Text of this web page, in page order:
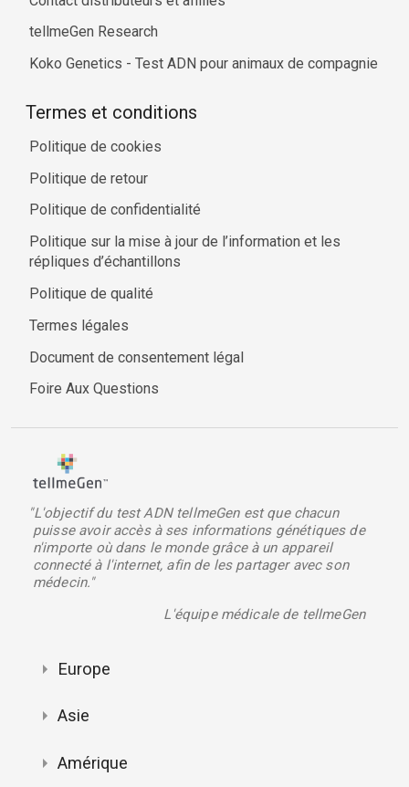
tellmeGen Research
Koko Genetics - Test ADN pour animaux de compagnie
Termes et conditions
Politique de cookies
Politique de retour
Politique de confidentialité
Politique sur la mise à jour de l’information et les
répliques d’échantillons
Politique de qualité
Termes légales
Document de consentement légal
Foire Aux Questions
"L'objectif du test ADN tellmeGen est que chacun
puisse avoir accès à ses informations génétiques de
n'importe où dans le monde grâce à un appareil
connecté à l'internet, afin de les partager avec son
médecin."
L'équipe médicale de tellmeGen
Europe
Asie
Amérique